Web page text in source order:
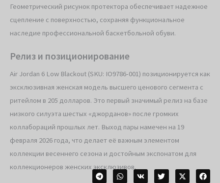
Геометрический рисунок протектора обеспечивает надежное
сцепление с поверхностью, сохраняя функциональное
наследие профессиональной баскетбольной обуви.
Релиз и позиционирование
Air Jordan 6 Low Blackout (SKU: IO9786-001) позиционируется как
эксклюзивная женская модель высшего ценового сегмента с
ритейлом в 205 долларов. Это первый значимый релиз на базе
низкого силуэта шестых «джорданов» после громких
коллабораций прошлых лет. Выход пары намечен на 19
февраля 2026 года, что делает её важным элементом
коллекции весеннего сезона и достойным экспонатом для
коллекционеров женских эксклюзивов.